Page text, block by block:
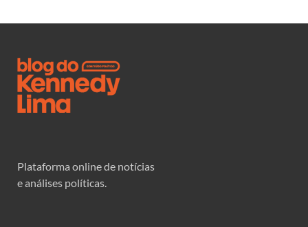
Plataforma online de notícias
e análises políticas.